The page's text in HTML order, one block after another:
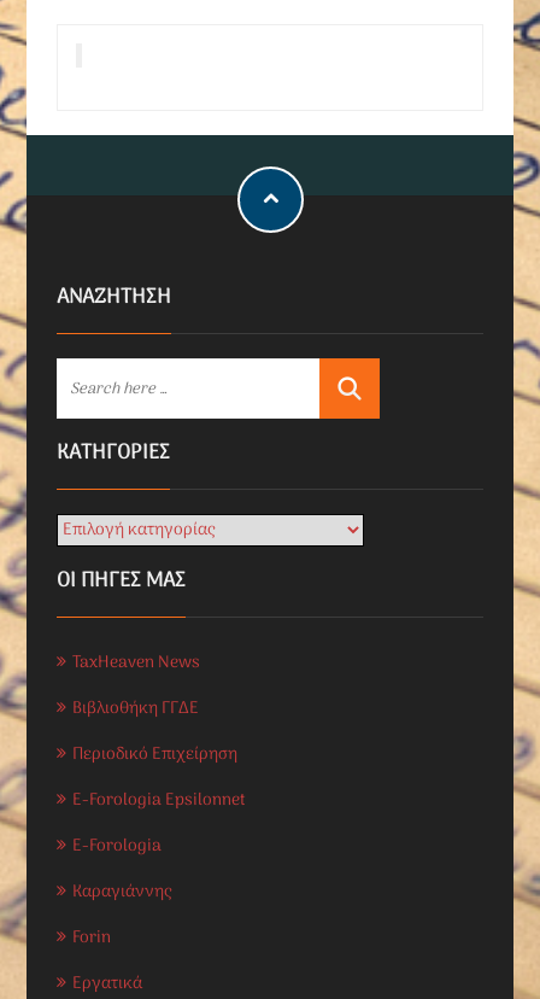
ΑΝΑΖΗΤΗΣΗ
KΑΤΗΓΟΡΊΕΣ
ΟΙ ΠΗΓΕΣ ΜΑΣ
TaxHeaven News
Βιβλιοθήκη ΓΓΔΕ
Περιοδικό Επιχείρηση
E-Forologia Epsilonnet
E-Forologia
Καραγιάννης
Forin
Εργατικά